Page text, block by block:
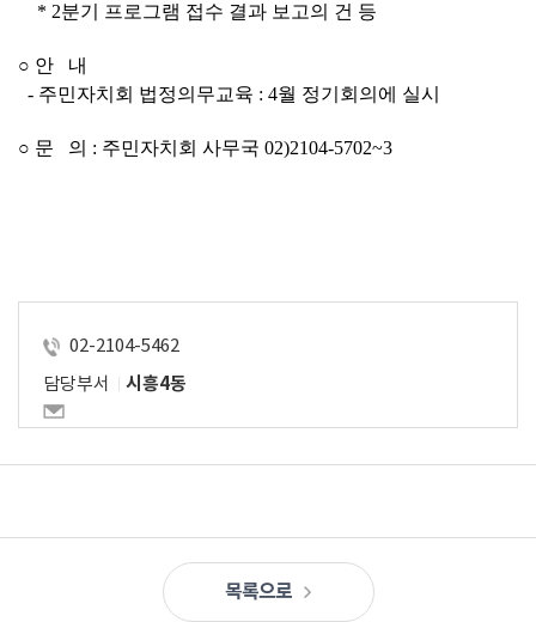
* 2분기 프로그램 접수 결과 보고의 건 등
○ 안   내
- 주민자치회 법정의무교육 : 4월 정기회의에 실시
○ 문   의 : 주민자치회 사무국 02)2104-5702~3
02-2104-5462
담당부서
시흥4동
목록으로